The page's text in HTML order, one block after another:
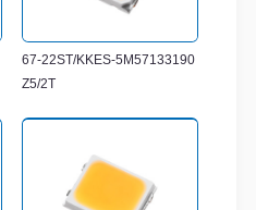
67-22ST/KKES-5M57133190
Z5/2T